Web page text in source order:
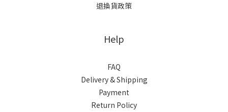
退換貨政策
Help
FAQ
Delivery & Shipping
Payment
Return Policy